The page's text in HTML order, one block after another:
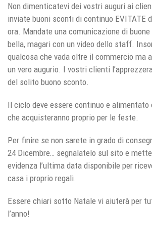
Non dimenticatevi dei vostri auguri ai
inviate buoni sconti di continuo EVITATE
ora. Mandate una comunicazione di
bella, magari con un video dello staff.
qualcosa che vada oltre il commercio ma
un vero augurio. I vostri clienti
del solito buono sconto.
Il ciclo deve essere continuo e alimentato
che acquisteranno proprio per le feste.
Per finire se non sarete in grado di
24 Dicembre… segnalatelo sul sito e
evidenza l’ultima data disponibile per
casa i proprio regali.
Essere chiari sotto Natale vi aiuterà per
l’anno!